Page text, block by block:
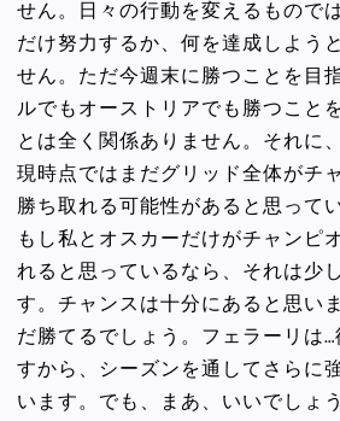
せん。日々の行動を変えるもので
だけ努力するか、何を達成しよう
せん。ただ今週末に勝つことを目
ルでもオーストリアでも勝つこと
とは全く関係ありません。それに
現時点ではまだグリッド全体がチ
勝ち取れる可能性があると思って
もし私とオスカーだけがチャンピ
れると思っているなら、それは少
す。チャンスは十分にあると思い
だ勝てるでしょう。フェラーリは
すから、シーズンを通してさらに
います。でも、まあ、いいでしょ